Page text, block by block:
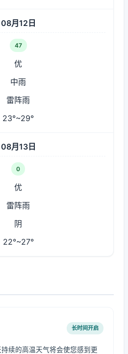
08月12日
47
优
中雨
雷阵雨
23°~29°
08月13日
0
优
雷阵雨
阴
22°~27°
长时间开启
续的高温天气将会使您感到更